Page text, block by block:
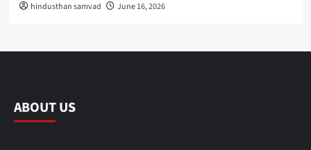
hindusthan samvad June 16, 2026
ABOUT US